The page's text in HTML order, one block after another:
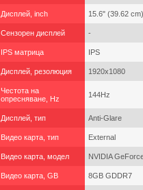
Дисплей, inch 15.6" (39.62
Сензорен дисплей -
IPS матрица IPS
Дисплей, резолюция 1920x1080
Честота на
опресняване, Hz
144Hz
Дисплей, тип Anti-Glare
Видео карта, тип Еxternal
Видео карта, модел NVIDIA
Видео карта, GB 8GB GDDR7